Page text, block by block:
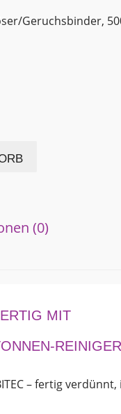
Geruchsbinder,
(0)
MIT
REINIGER
– fertig verdünnt,